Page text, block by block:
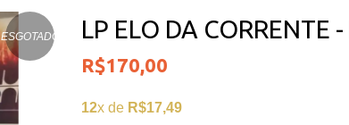
ESGOTADO LP ELO DA CORRENTE
R$170,00
12x de R$17,49